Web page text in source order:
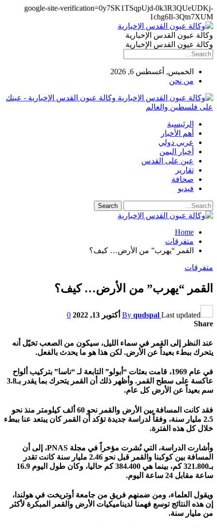
google-site-verification=0y7SK1TSqpUjd-0k3R3QUeUDKj-
1chg6Il-3Qtn7XUM
وكالة عيون القدس الإخبارية
وكالة عيون القدس الإخبارية
الخميس, أغسطس 6, 2026
من نحن
وكالة عيون القدس الإخبارية - عينك
على فلسطين والعالم
الرئيسية
أهم الأخبار
عربي دولي
أخبار اليمن
عين على القدس
تقارير
صحافة
فيديو
Home
متفرقات
القمر “يهرب” من الأرض… كيف؟
متفرقات
القمر “يهرب” من الأرض… كيف؟
By qudspal Last updated أكتوبر 13, 2022
0
Share
عند النظر إلى القمر في سماء الليل، سيكون من الصعب تخيّل أنه
يتحرك ببطء بعيداً عن الأرض. لكن هذا هو ما يحدث بالفعل.
في عام 1969، قامت بعثات “أبولو” التابعة لـ “ناسا” بتركيب ألواح
عاكسة على سطح القمر. وأظهر ذلك أن القمر يتحرك بما يقدر بـ3.8
سم بعيداً عن الأرض كل عام.
فقد كانت المسافة بين الأرض والقمر نحو 60 ألف كيلومتر منذ نحو
2.5 مليار سنة، وفقاً لدراسة جديدة تؤكد أن القمر كان يبتعد عنا ببطء
خلال كل هذه الفترة.
وأشارت الدراسة، التي نُشرت مؤخراً في مجلة PNAS، إلى أن
المسافة بين كوكبنا والقمر قبل نحو 2.46 مليار سنة كانت تقدر
بـ321.800 كم، بينما هي 384.400 كم حاليا، وكان طول اليوم 16.9
ساعة مقابل 24 ساعة اليوم.
ويقول العلماء، ومن ضمنهم فريق من جامعة أوتريخت في هولندا،
إن هذه النتائج توسع فهمنا لديناميكيات الأرض والقمر المبكرة لأكثر
من مليار سنة.